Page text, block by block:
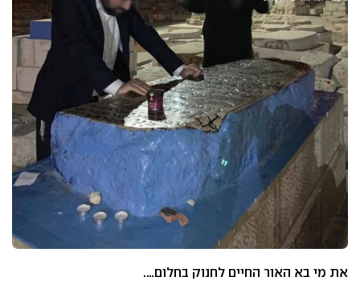
את מי בא האור החיים לחנוק בחלום….